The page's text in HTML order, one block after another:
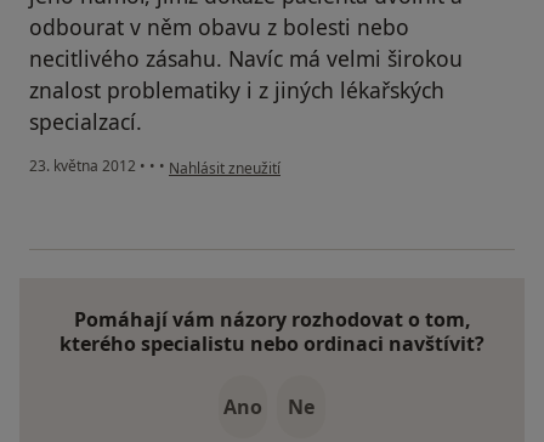
odbourat v něm obavu z bolesti nebo
necitlivého zásahu. Navíc má velmi širokou
znalost problematiky i z jiných lékařských
specialzací.
23. května 2012 • • • podle názoru uživatele Váš účet byl odstraněn
Nahlásit zneužití
Pomáhají vám názory rozhodovat o tom,
kterého specialistu nebo ordinaci navštívit?
Ano Ne